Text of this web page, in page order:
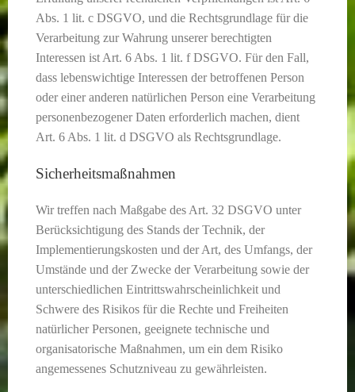
Abs. 1 lit. c DSGVO, und die Rechtsgrundlage für die
Verarbeitung zur Wahrung unserer berechtigten
Interessen ist Art. 6 Abs. 1 lit. f DSGVO. Für den Fall,
dass lebenswichtige Interessen der betroffenen Person
oder einer anderen natürlichen Person eine Verarbeitung
personenbezogener Daten erforderlich machen, dient
Art. 6 Abs. 1 lit. d DSGVO als Rechtsgrundlage.
Sicherheitsmaßnahmen
Wir treffen nach Maßgabe des Art. 32 DSGVO unter
Berücksichtigung des Stands der Technik, der
Implementierungskosten und der Art, des Umfangs, der
Umstände und der Zwecke der Verarbeitung sowie der
unterschiedlichen Eintrittswahrscheinlichkeit und
Schwere des Risikos für die Rechte und Freiheiten
natürlicher Personen, geeignete technische und
organisatorische Maßnahmen, um ein dem Risiko
angemessenes Schutzniveau zu gewährleisten.